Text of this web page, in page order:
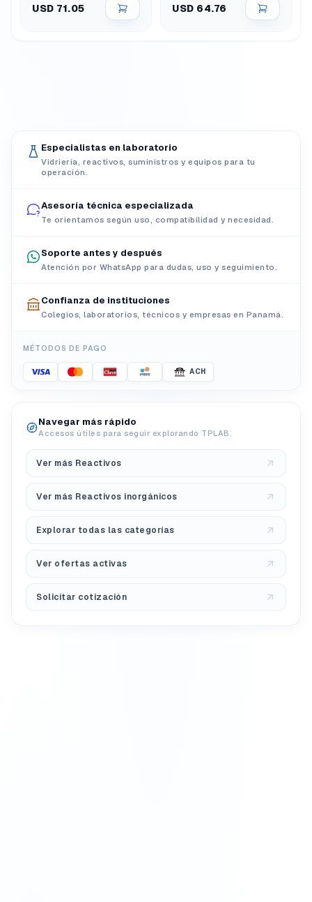
USD 71.05 USD 64.76
Especialistas en laboratorio
Vidriería, reactivos, suministros y equipos para tu
operación.
Asesoría técnica especializada
Te orientamos según uso, compatibilidad y necesidad.
Soporte antes y después
Atención por WhatsApp para dudas, uso y seguimiento.
Confianza de instituciones
Colegios, laboratorios, técnicos y empresas en Panamá.
MÉTODOS DE PAGO
ACH
Navegar más rápido
Accesos útiles para seguir explorando TPLAB.
Ver más Reactivos
Ver más Reactivos inorgánicos
Explorar todas las categorías
Ver ofertas activas
Solicitar cotización